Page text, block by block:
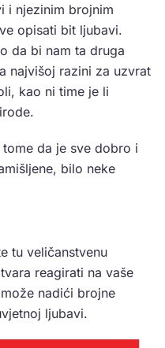
i njezinim brojnim
opisati bit ljubavi.
da bi nam ta druga
najvišoj razini za uzvrat
kao ni time je li
da je sve dobro i
bilo neke
tu veličanstvenu
reagirati na vaše
nadići brojne
ljubavi.